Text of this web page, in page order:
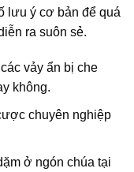
lưu ý cơ bản để quá
ra suôn sẻ.
vảy ẩn bị che
không.
chuyên nghiệp
ở ngón chúa tại